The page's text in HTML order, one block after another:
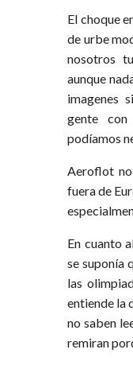
El choque
de urbe
nosotros
aunque
imagenes
gente
podíamos
Aeroflot
fuera de
En cuanto
se suponía
las
entiende la
no saben
remiran